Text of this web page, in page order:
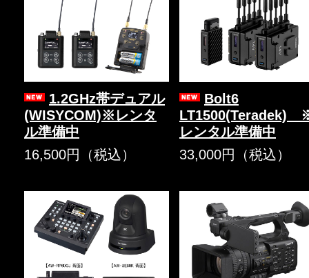
1.2GHz帯デュアル
(WISYCOM)※レンタ
ル準備中
16,500円（税込）
Bolt6
LT1500(Teradek)
レンタル準備中
33,000円（税込）